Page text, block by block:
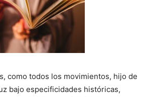
como todos los movimientos, hijo de
bajo especificidades históricas,